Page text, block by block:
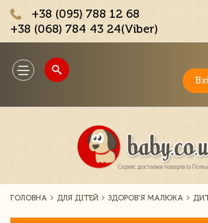
+38 (095) 788 12 68
+38 (068) 784 43 24(Viber)
Toggle
navigation
ГОЛОВНА ДЛЯ ДІТЕЙ ЗДОРОВ'Я МАЛЮКА